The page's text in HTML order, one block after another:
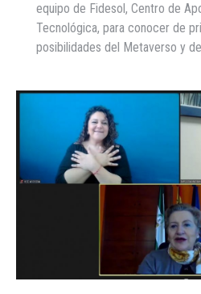
equipo de Fidesol, Centro de
Tecnológica, para conocer de
posibilidades del Metaverso y